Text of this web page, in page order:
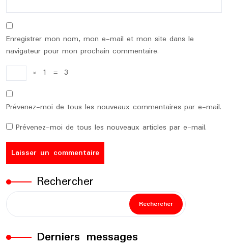
Enregistrer mon nom, mon e-mail et mon site dans le
navigateur pour mon prochain commentaire.
×
1 = 3
Prévenez-moi de tous les nouveaux commentaires par e-mail.
Prévenez-moi de tous les nouveaux articles par e-mail.
Rechercher
Rechercher
Derniers messages